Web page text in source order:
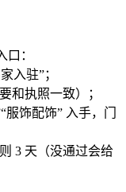
口：
入驻”；
和执照一致）；
饰配饰” 入手，门
3 天（没通过会给